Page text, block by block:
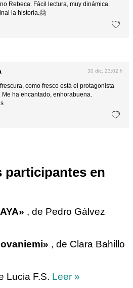
Rebeca. Fácil lectura, muy dinámica.
la historia.🤗
30 dic, 23:02 h
como fresco está el protagonista
ha encantado, enhorabuena.
participantes en
, de Pedro Gálvez
, de Clara Bahillo
Lucia F.S. Leer »